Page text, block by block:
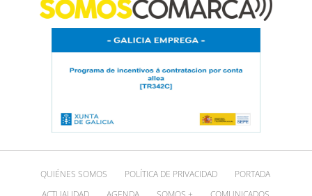
QUIÉNES SOMOS POLÍTICA DE PRIVACIDAD
PORTADA